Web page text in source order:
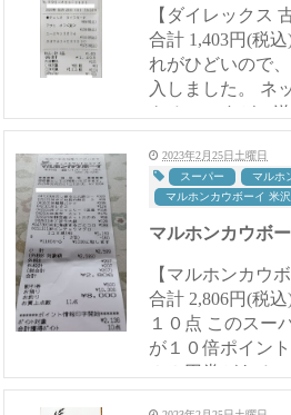
【ダイレックス
合計 1,403円(税込) ■PayPayで支払い 手
れがひどいので
入しました。 ネットの方が簡単に購入で
きるのですが、
だったりと色々
2023年2月25日土曜日
スーパー
マルホ
マルホンカウボーイ 米
マルホンカウボ
【マルホンカウ
合計 2,806円(税込) ☆今回獲得ポイン
１０点 このスーパーは、水曜日と日曜日
が１０倍ポイン
００円券がある
た。 レタスやブロッコリーが安かったで